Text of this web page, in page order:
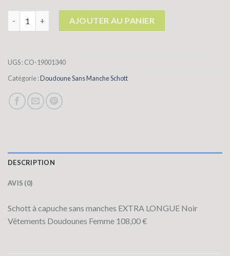
quantité de doudoune sans manche schott
AJOUTER AU PANIER
UGS :CO-19001340
Catégorie :Doudoune Sans Manche Schott
DESCRIPTION
AVIS (0)
Schott à capuche sans manches EXTRA LONGUE Noir
Vêtements Doudounes Femme 108,00 €